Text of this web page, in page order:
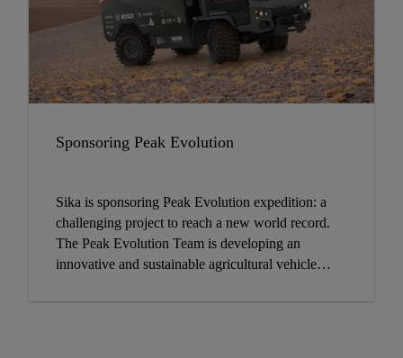
Sponsoring Peak Evolution
Sika is sponsoring Peak Evolution expedition: a
challenging project to reach a new world record.
The Peak Evolution Team is developing an
innovative and sustainable agricultural vehicle